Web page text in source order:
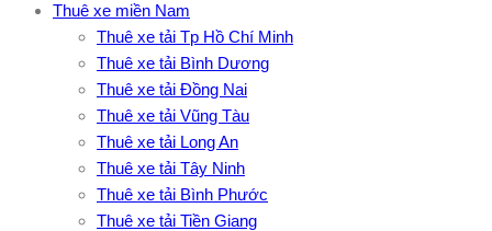
Thuê xe miền Nam
Thuê xe tải Tp Hồ Chí Minh
Thuê xe tải Bình Dương
Thuê xe tải Đồng Nai
Thuê xe tải Vũng Tàu
Thuê xe tải Long An
Thuê xe tải Tây Ninh
Thuê xe tải Bình Phước
Thuê xe tải Tiền Giang